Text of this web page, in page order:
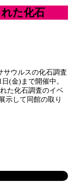
れた化石
サウルスの化石調査
(金)まで開催中。
た化石調査のイベ
示して同館の取り